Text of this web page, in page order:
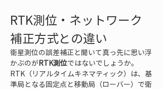
RTK測位・ネットワーク
補正方式との違い
衛星測位の誤差補正と聞いて真っ先に思い浮
かぶのがRTK測位ではないでしょうか。
RTK（リアルタイムキネマティック）は、基
準局となる固定点と移動局（ローバー）で衛